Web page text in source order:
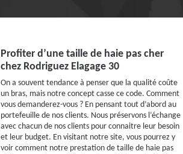
Profiter d’une taille de haie pas cher
chez Rodriguez Elagage 30
On a souvent tendance à penser que la qualité coûte
un bras, mais notre concept casse ce code. Comment
vous demanderez-vous ? En pensant tout d’abord au
portefeuille de nos clients. Nous préservons l’échange
avec chacun de nos clients pour connaitre leur besoin
et leur budget. En visitant notre site, vous pourrez y
voir comment notre prestation de taille de haie pas